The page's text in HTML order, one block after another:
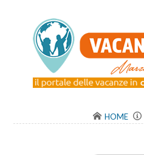
HOME